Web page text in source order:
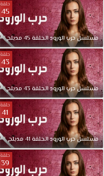
حلقة
45
مسلسلحربالورودالحلقة45مدبلج
حلقة
43
مسلسلحربالورودالحلقة43مدبلج
حلقة
41
مسلسلحربالورودالحلقة41مدبلج
حلقة
39